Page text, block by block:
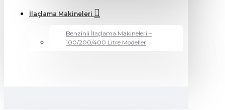
İlaçlama Makineleri
Benzinli İlaçlama Makineleri –
100/200/400 Litre Modeller